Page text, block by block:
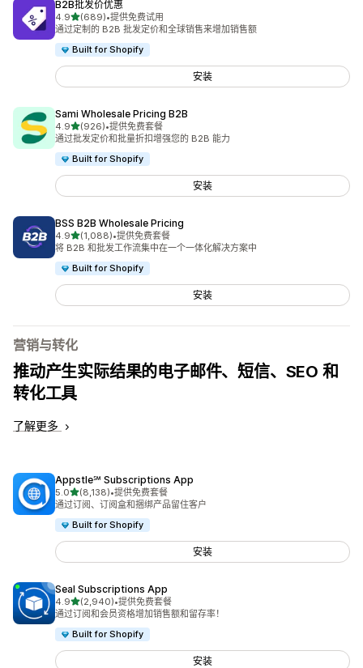
B2B批发价优惠
4.9星（满分 5 星）
(689)
总共 689 条评论
•提供免费试用
通过定制的 B2B 批发定价和全球销售来增加销售额
Built for Shopify
安装
Sami Wholesale Pricing B2B
4.9星（满分 5 星）
(926)
总共 926 条评论
•提供免费套餐
通过批发定价和批量折扣增强您的 B2B 能力
Built for Shopify
安装
BSS B2B Wholesale Pricing
4.9星（满分 5 星）
(1,088)
总共 1088 条评论
•提供免费套餐
将 B2B 和批发工作流集中在一个一体化解决方案中
Built for Shopify
安装
营销与转化
推动产生实际结果的电子邮件、短信、SEO 和
转化工具
了解更多
Appstle℠ Subscriptions App
5.0星（满分 5 星）
(8,138)
总共 8138 条评论
•提供免费套餐
通过订阅、订阅盒和捆绑产品留住客户
Built for Shopify
安装
Seal Subscriptions App
4.9星（满分 5 星）
(2,940)
总共 2940 条评论
•提供免费套餐
通过订阅和会员资格增加销售额和留存率！
Built for Shopify
安装